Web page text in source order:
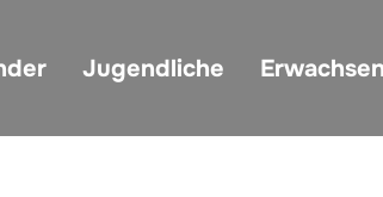
Jugendliche